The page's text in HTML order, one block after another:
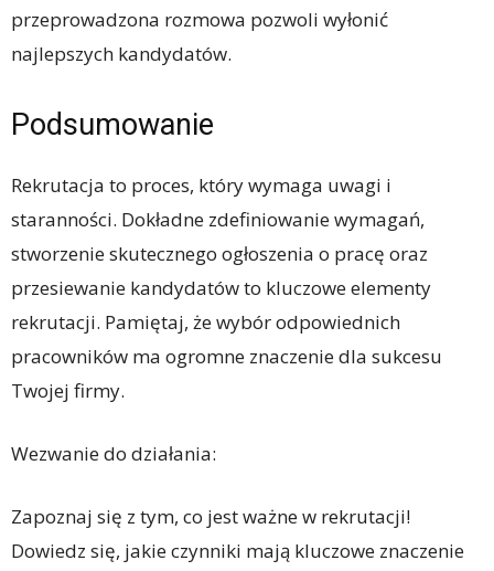
przeprowadzona rozmowa pozwoli wyłonić
najlepszych kandydatów.
Podsumowanie
Rekrutacja to proces, który wymaga uwagi i
staranności. Dokładne zdefiniowanie wymagań,
stworzenie skutecznego ogłoszenia o pracę oraz
przesiewanie kandydatów to kluczowe elementy
rekrutacji. Pamiętaj, że wybór odpowiednich
pracowników ma ogromne znaczenie dla sukcesu
Twojej firmy.
Wezwanie do działania:
Zapoznaj się z tym, co jest ważne w rekrutacji!
Dowiedz się, jakie czynniki mają kluczowe znaczenie